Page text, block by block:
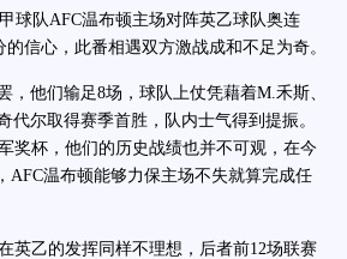
队AFC温布顿主场对阵英乙球队奥连
信心，此番相遇双方激战成和不足为奇。
他们输足8场，球队上仗凭藉着M.禾斯、
代尔取得赛季首胜，队内士气得到提振。
奖杯，他们的历史战绩也并不可观，在今
AFC温布顿能够力保主场不失就算完成任
乙的发挥同样不理想，后者前12场联赛